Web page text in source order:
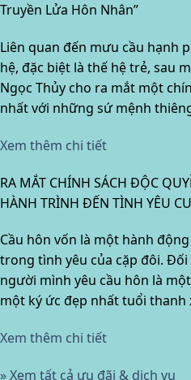
Truyền Lửa Hôn Nhân”
Liên quan đến mưu cầu hạnh
hệ, đặc biệt là thế hệ trẻ, sau
Ngọc Thủy cho ra mắt một
nhất với những sứ mệnh
Xem thêm chi tiết
RA MẮT CHÍNH SÁCH ĐỘC
HÀNH TRÌNH ĐẾN TÌNH YÊU
Cầu hôn vốn là một hành
trong tình yêu của cặp đôi.
người mình yêu cầu hôn là
một ký ức đẹp nhất tuổi
Xem thêm chi tiết
» Xem tất cả ưu đãi & dịch vụ